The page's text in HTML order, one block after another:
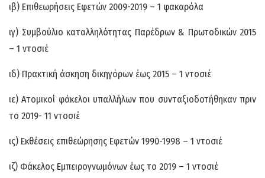
ιβ) Επιθεωρήσεις Εφετών 2009-2019 – 1 φακαρόλα
ιγ) Συμβούλιο καταλληλότητας Παρέδρων & Πρωτοδικών 2015
– 1 ντοσιέ
ιδ) Πρακτική άσκηση δικηγόρων έως 2015 – 1 ντοσιέ
ιε) Ατομικοί φάκελοι υπαλλήλων που συνταξιοδοτήθηκαν πριν
το 2019- 11 ντοσιέ
ις) Εκθέσεις επιθεώρησης Εφετών 1990-1998 – 1 ντοσιέ
ιζ) Φάκελος Εμπειρογνωμόνων έως το 2019 – 1 ντοσιέ